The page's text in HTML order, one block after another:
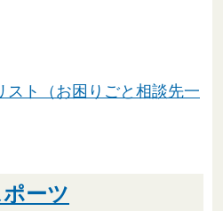
スト（お困りごと相談先一
ーツ